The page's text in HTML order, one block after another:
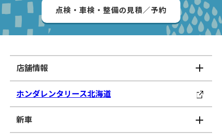
点検・車検・整備の見積／予約
店舗情報
ホンダレンタリース北海道
新車